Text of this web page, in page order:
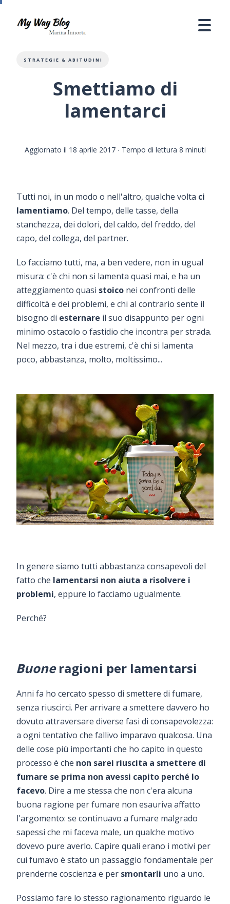
STRATEGIE & ABITUDINI
Smettiamo di
lamentarci
Aggiornato il 18 aprile 2017∙ Tempo di lettura 8 minuti
Tutti noi, in un modo o nell'altro, qualche volta ci
lamentiamo. Del tempo, delle tasse, della
stanchezza, dei dolori, del caldo, del freddo, del
capo, del collega, del partner.
Lo facciamo tutti, ma, a ben vedere, non in ugual
misura: c'è chi non si lamenta quasi mai, e ha un
atteggiamento quasi stoico nei confronti delle
difficoltà e dei problemi, e chi al contrario sente il
bisogno di esternare il suo disappunto per ogni
minimo ostacolo o fastidio che incontra per strada.
Nel mezzo, tra i due estremi, c'è chi si lamenta
poco, abbastanza, molto, moltissimo...
In genere siamo tutti abbastanza consapevoli del
fatto che lamentarsi non aiuta a risolvere i
problemi, eppure lo facciamo ugualmente.
Perché?
Buoneragioni per lamentarsi
Anni fa ho cercato spesso di smettere di fumare,
senza riuscirci. Per arrivare a smettere davvero ho
dovuto attraversare diverse fasi di consapevolezza:
a ogni tentativo che fallivo imparavo qualcosa. Una
delle cose più importanti che ho capito in questo
processo è che non sarei riuscita a smettere di
fumare se prima non avessi capito perché lo
facevo. Dire a me stessa che non c'era alcuna
buona ragione per fumare non esauriva affatto
l'argomento: se continuavo a fumare malgrado
sapessi che mi faceva male, un qualche motivo
dovevo pure averlo. Capire quali erano i motivi per
cui fumavo è stato un passaggio fondamentale per
prenderne coscienza e per smontarli uno a uno.
Possiamo fare lo stesso ragionamento riguardo le